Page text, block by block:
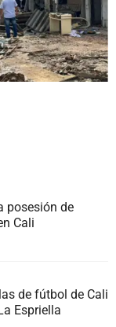
posesión de
Cali
de fútbol de Cali
Espriella